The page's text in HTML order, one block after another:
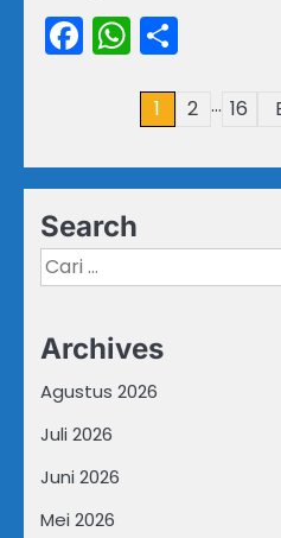
Facebook
Paginasi1 2 … 16
Search
Cari
untuk:
Archives
Agustus 2026
Juli 2026
Juni 2026
Mei 2026